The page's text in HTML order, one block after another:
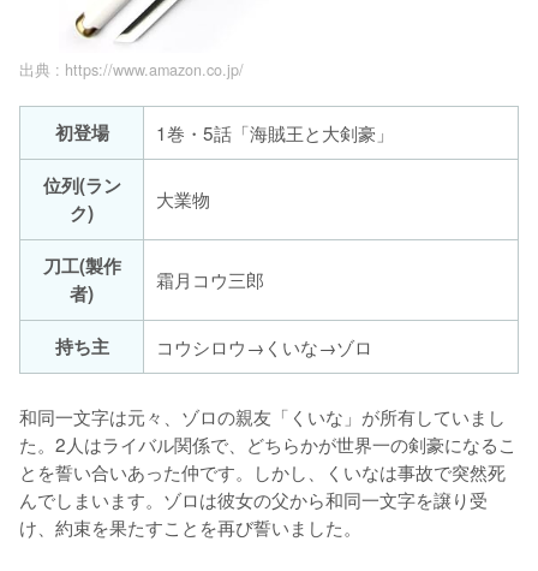
出典 : https://www.amazon.co.jp/
初登場
1巻・5話「海賊王と大剣豪」
位列(ラン
ク)
大業物
刀工(製作
者)
霜月コウ三郎
持ち主 コウシロウ→くいな→ゾロ
和同一文字は元々、ゾロの親友「くいな」が所有していまし
た。2人はライバル関係で、どちらかが世界一の剣豪になるこ
とを誓い合いあった仲です。しかし、くいなは事故で突然死
んでしまいます。ゾロは彼女の父から和同一文字を譲り受
け、約束を果たすことを再び誓いました。